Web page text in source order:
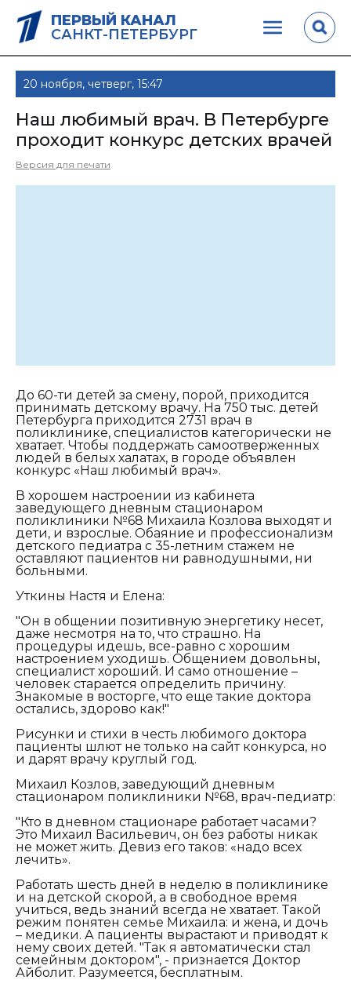
ПЕРВЫЙ КАНАЛ
САНКТ-ПЕТЕРБУРГ
20 ноября, четверг, 15:47
Наш любимый врач. В Петербурге
проходит конкурс детских врачей
Версия для печати
До 60-ти детей за смену, порой, приходится
принимать детскому врачу. На 750 тыс. детей
Петербурга приходится 2731 врач в
поликлинике, специалистов категорически не
хватает. Чтобы поддержать самоотверженных
людей в белых халатах, в городе объявлен
конкурс «Наш любимый врач».
В хорошем настроении из кабинета
заведующего дневным стационаром
поликлиники №68 Михаила Козлова выходят и
дети, и взрослые. Обаяние и профессионализм
детского педиатра с 35-летним стажем не
оставляют пациентов ни равнодушными, ни
больными.
Уткины Настя и Елена:
"Он в общении позитивную энергетику несет,
даже несмотря на то, что страшно. На
процедуры идешь, все-равно с хорошим
настроением уходишь. Общением довольны,
специалист хороший. И само отношение –
человек старается определить причину.
Знакомые в восторге, что еще такие доктора
остались, здорово как!"
Рисунки и стихи в честь любимого доктора
пациенты шлют не только на сайт конкурса, но
и дарят врачу круглый год.
Михаил Козлов, заведующий дневным
стационаром поликлиники №68, врач-педиатр:
"Кто в дневном стационаре работает часами?
Это Михаил Васильевич, он без работы никак
не может жить. Девиз его таков: «надо всех
лечить».
Работать шесть дней в неделю в поликлинике
и на детской скорой, а в свободное время
учиться, ведь знаний всегда не хватает. Такой
режим понятен семье Михаила: и жена, и дочь
– медики. А пациенты вырастают и приводят к
нему своих детей. "Так я автоматически стал
семейным доктором", - признается Доктор
Айболит. Разумеется, бесплатным.